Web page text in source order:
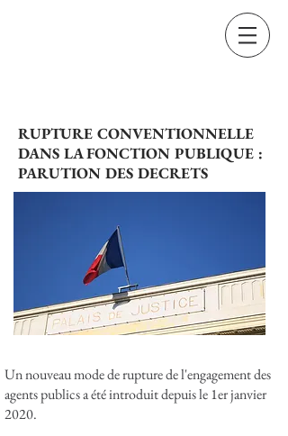
DE CASSATION DE LA
NOUVELLE DEFINITION DE LA
VOIE DE FAIT
04-24-2015
RUPTURE CONVENTIONNELLE
DANS LA FONCTION PUBLIQUE :
PARUTION DES DECRETS
Un nouveau mode de rupture de l'engagement des
agents publics a été introduit depuis le 1er janvier
2020.